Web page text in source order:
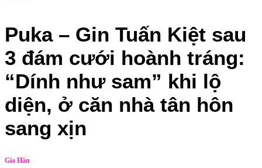
Puka – Gin Tuấn Kiệt sau
3 đám cưới hoành tráng:
“Dính như sam” khi lộ
diện, ở căn nhà tân hôn
sang xịn
Gia Hân